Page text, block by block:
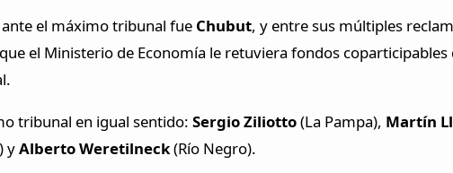
el máximo tribunal fue Chubut, y entre sus múltiples
el Ministerio de Economía le retuviera fondos
tribunal en igual sentido:Sergio Ziliotto(La Pampa), Martín
yAlberto Weretilneck(Río Negro).